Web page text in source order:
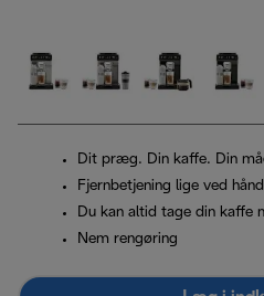
Dit præg. Din kaffe. Din
Fjernbetjening lige ved
Du kan altid tage din kaffe
Nem rengøring